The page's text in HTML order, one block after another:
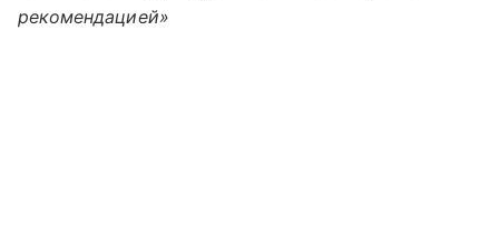
рекомендацией»